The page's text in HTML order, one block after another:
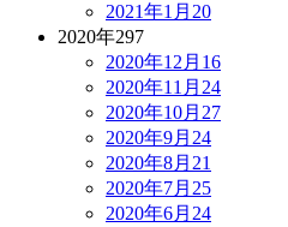
2021年1月 20
2020年297
2020年12月 16
2020年11月 24
2020年10月 27
2020年9月 24
2020年8月 21
2020年7月 25
2020年6月 24